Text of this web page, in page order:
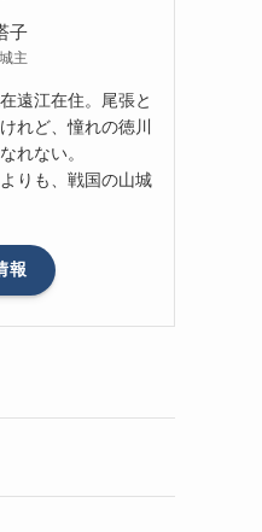
子
主
遠江在住。尾張と
れど、憧れの徳川
れない。
りも、戦国の山城
報